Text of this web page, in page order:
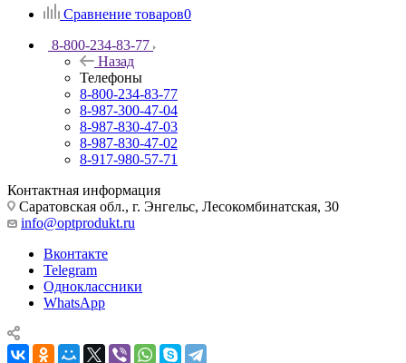
Сравнение товаров0
8-800-234-83-77
Назад
Телефоны
8-800-234-83-77
8-987-300-47-04
8-987-830-47-03
8-987-830-47-02
8-917-980-57-71
Контактная информация
Саратовская обл., г. Энгельс, Лесокомбинатская, 30
info@optprodukt.ru
Вконтакте
Telegram
Одноклассники
WhatsApp